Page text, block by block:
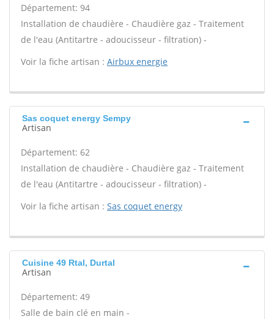
Département: 94
Installation de chaudière - Chaudière gaz - Traitement
de l'eau (Antitartre - adoucisseur - filtration) -
Voir la fiche artisan : Airbux energie
Sas coquet energy Sempy
Artisan
Département: 62
Installation de chaudière - Chaudière gaz - Traitement
de l'eau (Antitartre - adoucisseur - filtration) -
Voir la fiche artisan : Sas coquet energy
Cuisine 49 Rtal, Durtal
Artisan
Département: 49
Salle de bain clé en main -